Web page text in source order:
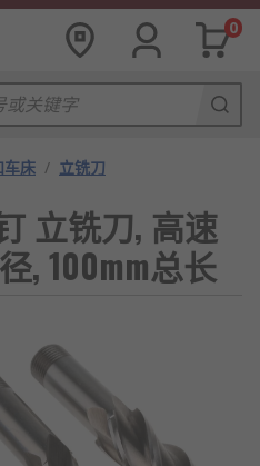
0
车床 / 立铣刀
立铣刀, 高速
, 100mm总长